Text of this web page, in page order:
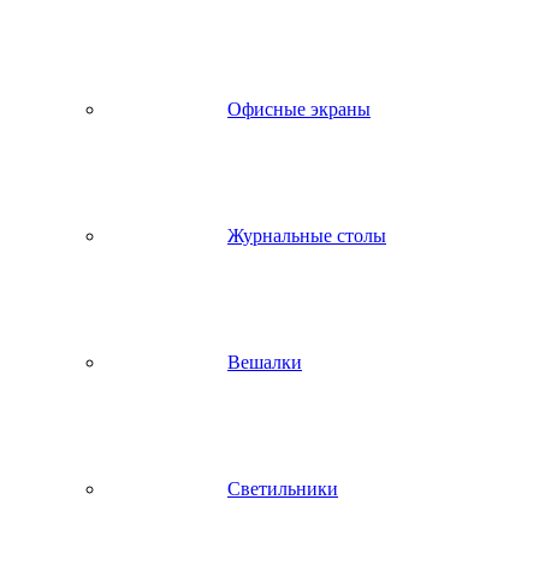
Офисные экраны
Журнальные столы
Вешалки
Светильники